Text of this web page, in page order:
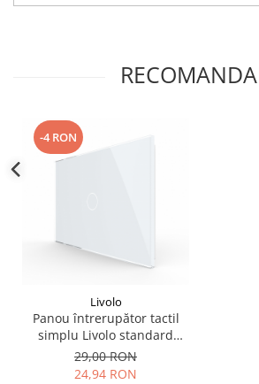
-4 RON
Livolo
Panou întrerupător tactil
simplu Livolo standard
italian
29,00 RON
24,94 RON